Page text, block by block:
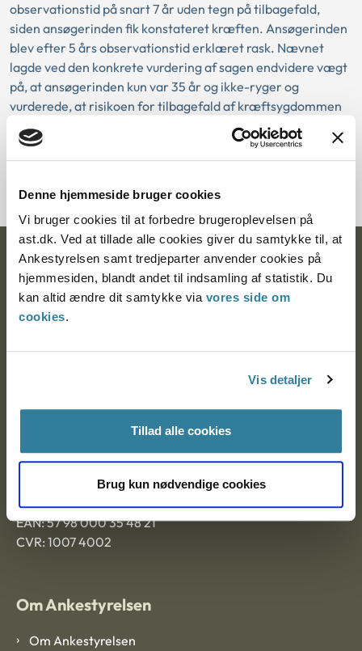
Denne hjemmeside bruger cookies
Vi bruger cookies til at forbedre brugeroplevelsen på
ast.dk. Ved at tillade alle cookies giver du samtykke til, at
Ankestyrelsen samt tredjeparter anvender cookies på
hjemmesiden, blandt andet til indsamling af statistik. Du
kan altid ændre dit samtykke via vores side om
cookies.
Vis detaljer
Tillad alle cookies
Brug kun nødvendige cookies
observationstid på snart 7 år uden tegn på tilbagefald,
siden ansøgerinden fik konstateret kræften. Ansøgerinden
blev efter 5 års observationstid erklæret rask. Nævnet
lagde ved den konkrete vurdering af sagen endvidere vægt
på, at ansøgerinden kun var 35 år og ikke-ryger og
vurderede, at risikoen for tilbagefald af kræftsygdommen
og død af denne årsag i den konkrete sag var mindre end 2
%. Nævnet mente på denne baggrund ikke, at de
helbredsmæssige forhold var til hinder for godkendelse
Ankestyrelsen
Postadresse:
9000 Aalborg
Ankestyrelsen Aalborg
Ankestyrelsen København
EAN: 57 98 000 35 48 21
CVR: 1007 4002
Om Ankestyrelsen
Om Ankestyrelsen